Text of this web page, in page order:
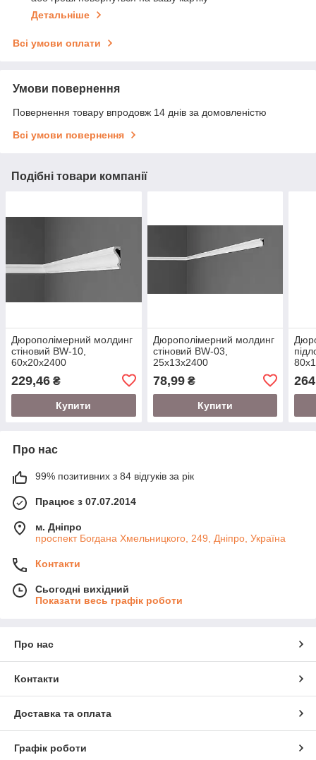
Детальніше
Всі умови оплати
Умови повернення
Повернення товару впродовж 14 днів за домовленістю
Всі умови повернення
Подібні товари компанії
Дюрополімерний молдинг
стіновий BW-10,
60х20х2400
229,46 ₴
Купити
Дюрополімерний молдинг
стіновий BW-03,
25х13х2400
78,99₴
Купити
Про нас
99% позитивних з 84 відгуків за рік
Працює з 07.07.2014
м. Дніпро
проспект Богдана Хмельницкого, 249, Дніпро, Україна
Контакти
Сьогодні вихідний
Показати весь графік роботи
Про нас
Контакти
Доставка та оплата
Графік роботи